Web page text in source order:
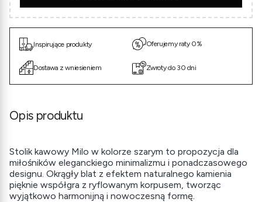
Inspirujące produkty
Dostawa z wniesieniem
Oferujemy raty 0%
Zwroty do 30 dni
Opis produktu
Stolik kawowy Milo w kolorze szarym to propozycja dla
miłośników eleganckiego minimalizmu i ponadczasowego
designu. Okrągły blat z efektem naturalnego kamienia
pięknie współgra z ryflowanym korpusem, tworząc
wyjątkowo harmonijną i nowoczesną formę.